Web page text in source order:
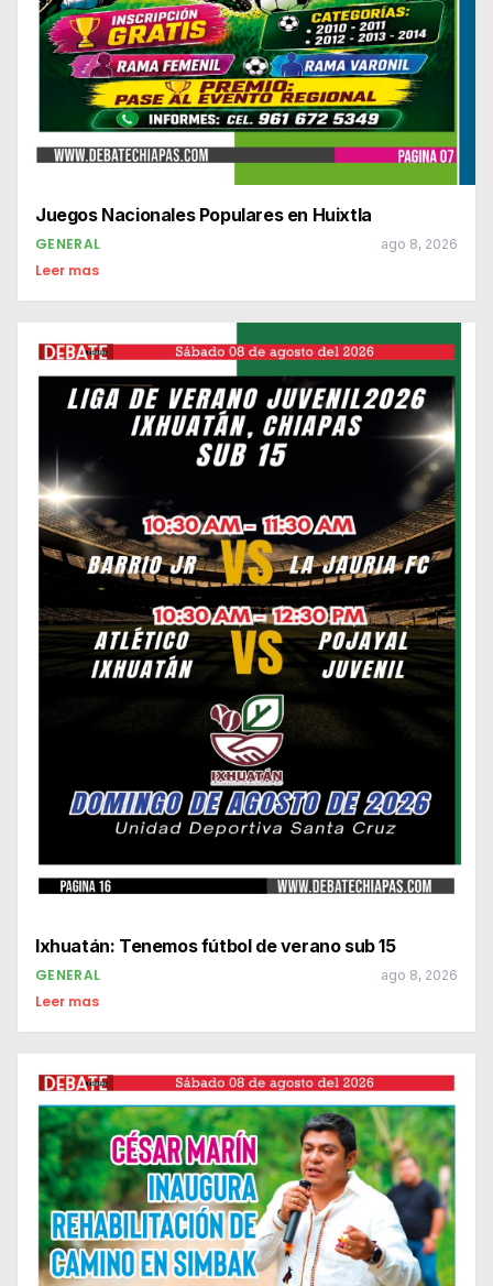
Juegos Nacionales Populares en Huixtla
GENERAL ago 8, 2026
Leer mas
Ixhuatán: Tenemos fútbol de verano sub 15
GENERAL ago 8, 2026
Leer mas